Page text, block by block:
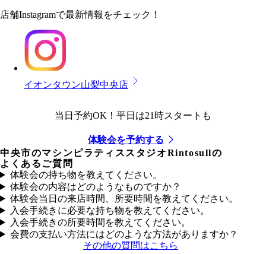
店舗Instagramで最新情報をチェック！
イオンタウン山梨中央店
当日予約OK！平日は21時スタートも
体験会を予約する
中央市のマシンピラティススタジオRintosullの
よくあるご質問
体験会の持ち物を教えてください。
体験会の内容はどのようなものですか？
体験会当日の来店時間、所要時間を教えてください。
入会手続きに必要な持ち物を教えてください。
入会手続きの所要時間を教えてください。
会費の支払い方法にはどのような方法がありますか？
その他の質問はこちら